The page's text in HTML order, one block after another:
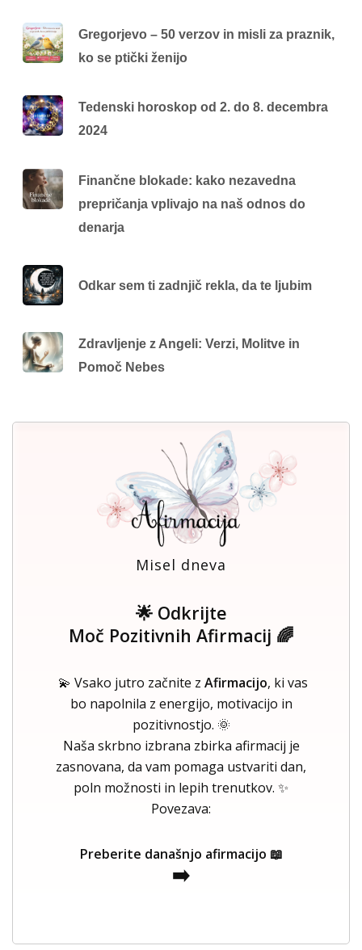
Gregorjevo – 50 verzov in misli za praznik,
ko se ptički ženijo
Tedenski horoskop od 2. do 8. decembra
2024
Finančne blokade: kako nezavedna
prepričanja vplivajo na naš odnos do
denarja
Odkar sem ti zadnjič rekla, da te ljubim
Zdravljenje z Angeli: Verzi, Molitve in
Pomoč Nebes
Misel dneva
🌟 Odkrijte
Moč Pozitivnih Afirmacij 🌈
💫 Vsako jutro začnite z Afirmacijo, ki vas
bo napolnila z energijo, motivacijo in
pozitivnostjo. 🌞
Naša skrbno izbrana zbirka afirmacij je
zasnovana, da vam pomaga ustvariti dan,
poln možnosti in lepih trenutkov. ✨
Povezava:
Preberite današnjo afirmacijo 📖
➡️